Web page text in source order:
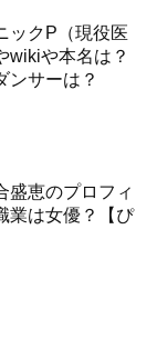
ックP（現役医
wikiや本名は？
ンサーは？
盛恵のプロフィ
業は女優？【ぴ